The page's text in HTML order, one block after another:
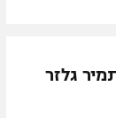
גלזר